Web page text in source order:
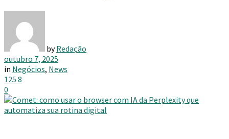
by Redação
outubro 7, 2025
in Negócios, News
125 8
0